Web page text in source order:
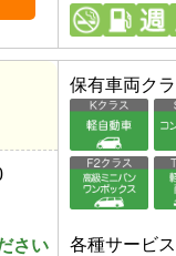
さい
保有車両ク
各種サービス